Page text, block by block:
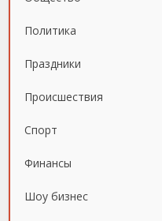
Политика
Праздники
Происшествия
Спорт
Финансы
Шоу бизнес